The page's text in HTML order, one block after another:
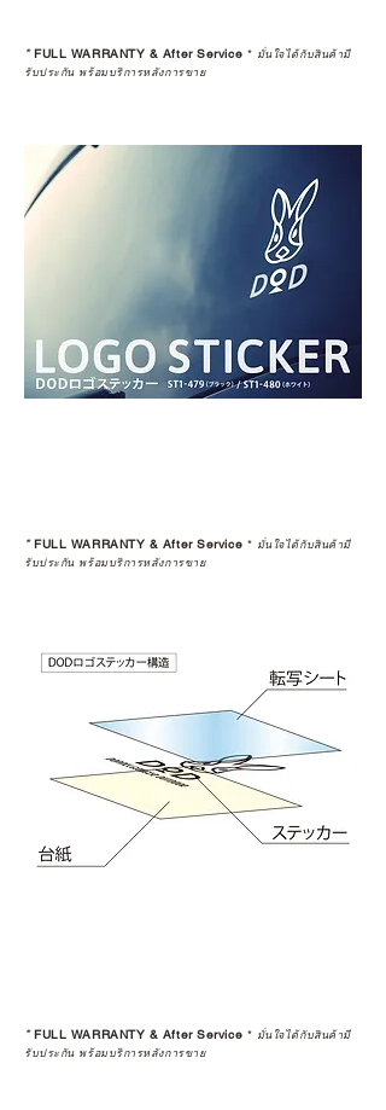
*FULL WARRANTY & After Service * มั่นใจได้กับสินค้ามี
รับประกัน พร้อมบริการหลังการขาย
*FULL WARRANTY & After Service * มั่นใจได้กับสินค้ามี
รับประกัน พร้อมบริการหลังการขาย
*FULL WARRANTY & After Service * มั่นใจได้กับสินค้ามี
รับประกัน พร้อมบริการหลังการขาย